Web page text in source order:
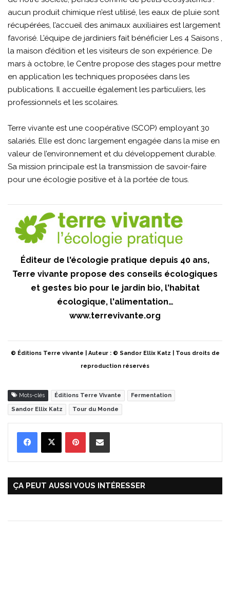
aucun produit chimique n’est utilisé, les eaux de pluie sont
récupérées, l’accueil des animaux auxiliaires est largement
favorisé. L’équipe de jardiniers fait bénéficier Les 4 Saisons ,
la maison d’édition et les visiteurs de son expérience. De
mars à octobre, le Centre propose des stages pour mettre
en application les techniques proposées dans les
publications. Il accueille également les particuliers, les
professionnels et les scolaires.
Terre vivante est une coopérative (SCOP) employant 30
salariés. Elle est donc largement engagée dans la mise en
valeur de l’environnement et du développement durable.
Sa mission principale est la transmission de savoir-faire
pour une écologie positive et à la portée de tous.
Éditeur de l'écologie pratique depuis 40 ans,
Terre vivante propose des conseils écologiques
et gestes bio pour le jardin bio, l'habitat
écologique, l'alimentation…
www.terrevivante.org
© Éditions Terre vivante | Auteur : © Sandor Ellix Katz | Tous droits de
reproduction réservés
Mots-clés Éditions Terre Vivante Fermentation
Sandor Ellix Katz Tour du Monde
ÇA PEUT AUSSI VOUS INTÉRESSER